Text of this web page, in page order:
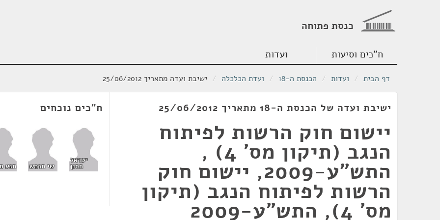
כנסת פתוחה
ח"כים וסיעות ועדות
דף הבית / ועדות / הכנסת ה-18 / ועדת הכלכלה / ישיבת ועדה מתאריך 25/06/2012
ישיבת ועדה של הכנסת ה-18 מתאריך 25/06/2012
יישום חוק הרשות לפיתוח
הנגב (תיקון מס' 4) ,
התש"ע-2009, יישום חוק
הרשות לפיתוח הנגב (תיקון
מס' 4), התש"ע-2009
ח"כים נוכחים
ישראל
חסון שי חרמש חנא